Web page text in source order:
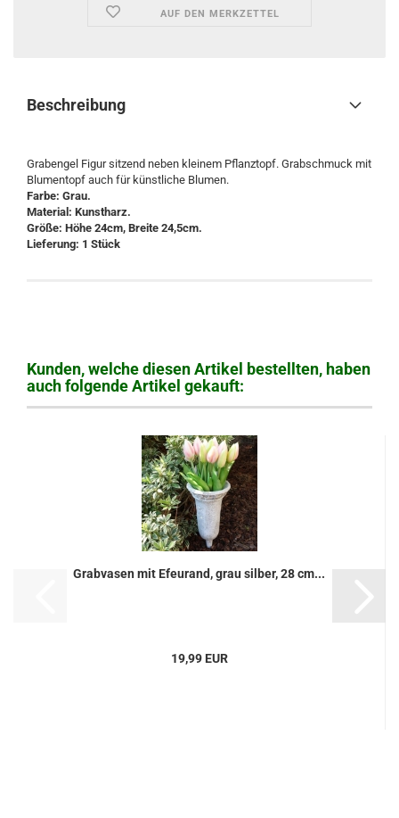
AUF DEN MERKZETTEL
Beschreibung
Grabengel Figur sitzend neben kleinem Pflanztopf. Grabschmuck mit
Blumentopf auch für künstliche Blumen.
Farbe: Grau.
Material: Kunstharz.
Größe: Höhe 24cm, Breite 24,5cm.
Lieferung: 1 Stück
Kunden, welche diesen Artikel bestellten, haben
auch folgende Artikel gekauft:
Grabvasen mit Efeurand, grau silber, 28 cm...
19,99 EUR